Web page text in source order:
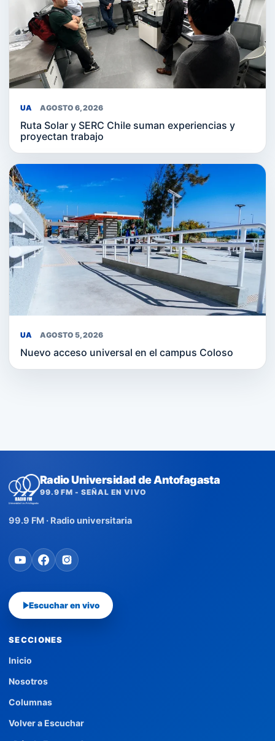
UA AGOSTO 6, 2026
Ruta Solar y SERC Chile suman experiencias y
proyectan trabajo
UA AGOSTO 5, 2026
Nuevo acceso universal en el campus Coloso
Radio Universidad de Antofagasta
99.9 FM - SEÑAL EN VIVO
99.9 FM · Radio universitaria
Escuchar en vivo
SECCIONES
Inicio
Nosotros
Columnas
Volver a Escuchar